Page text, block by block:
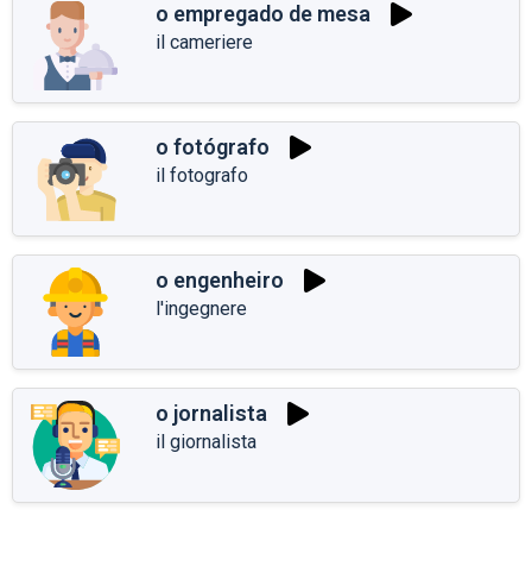
o empregado de mesa
il cameriere
o fotógrafo
il fotografo
o engenheiro
l'ingegnere
o jornalista
il giornalista